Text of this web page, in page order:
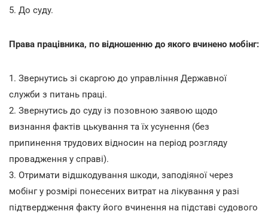
5. До суду.
Права працівника, по відношенню до якого вчинено мобінг:
1. Звернутись зі скаргою до управління Державної
служби з питань праці.
2. Звернутись до суду із позовною заявою щодо
визнання фактів цькування та їх усунення (без
припинення трудових відносин на період розгляду
провадження у справі).
3. Отримати відшкодування шкоди, заподіяної через
мобінг у розмірі понесених витрат на лікування у разі
підтвердження факту його вчинення на підставі судового